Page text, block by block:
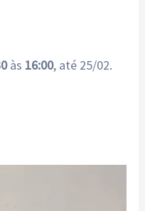
às 16:00, até 25/02.